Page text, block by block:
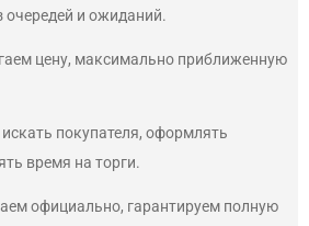
очередей и ожиданий.
цену, максимально приближенную
покупателя, оформлять
время на торги.
официально, гарантируем полную